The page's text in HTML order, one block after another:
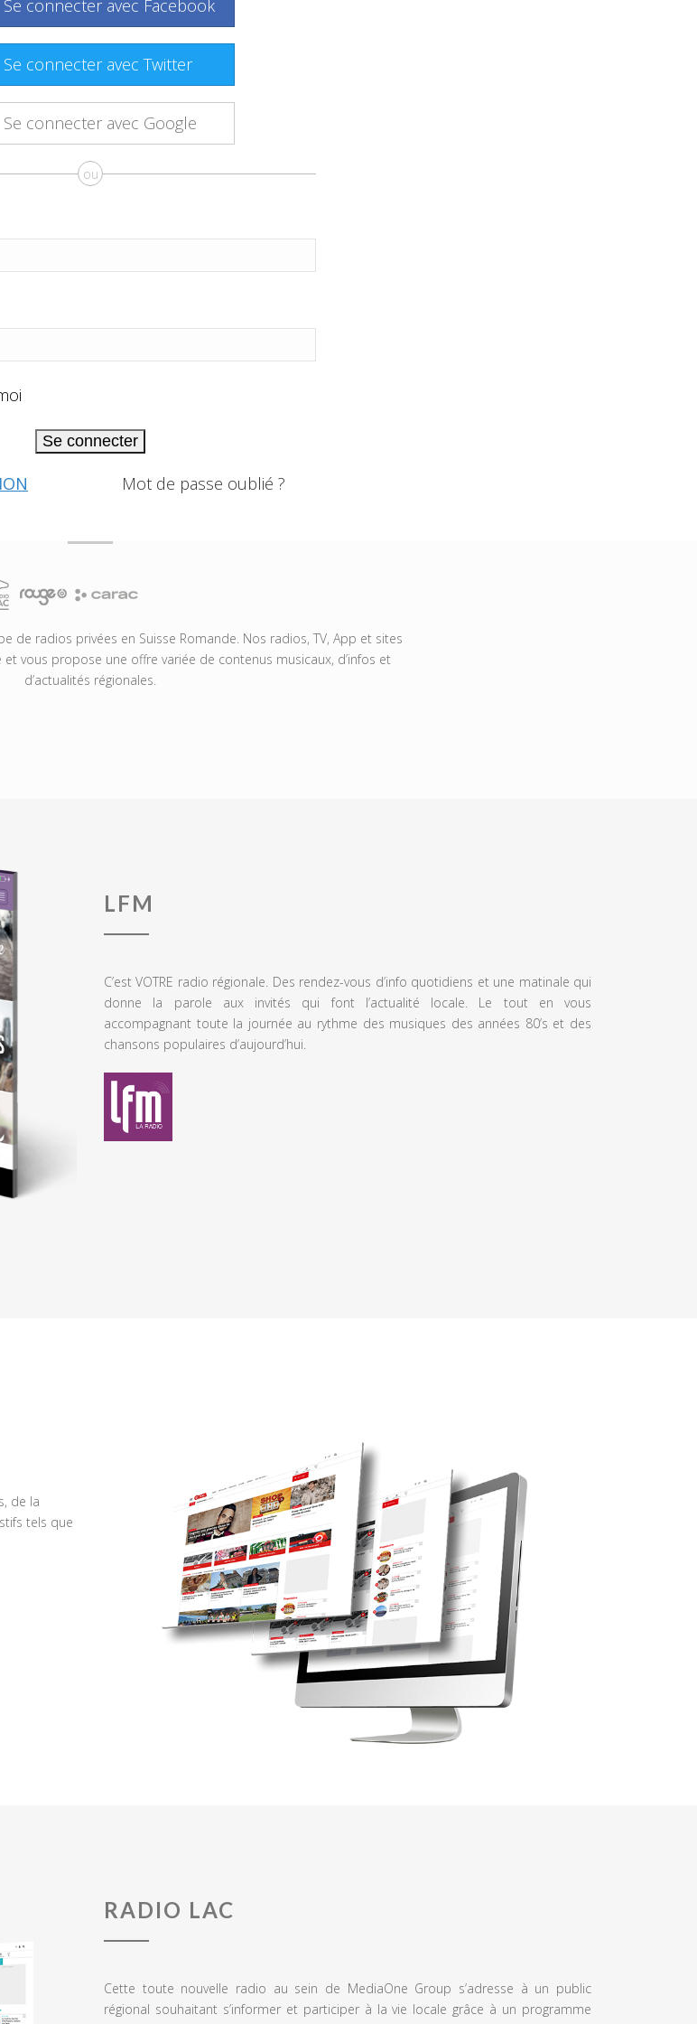
Se connecter avec Facebook
Se connecter avec Twitter
Se connecter avec Google
ou
Se connecter
Mot de passe oublié ?
de radios privées en Suisse Romande. Nos radios, TV, App et sites
vous propose une offre variée de contenus musicaux, d’infos et
d’actualités régionales.
LFM
C’est VOTRE radio régionale. Des rendez-vous d’info quotidiens et une matinale qui
donne la parole aux invités qui font l’actualité locale. Le tout en vous
accompagnant toute la journée au rythme des musiques des années 80’s et des
chansons populaires d’aujourd’hui.
de la
tels que
RADIO LAC
Cette toute nouvelle radio au sein de MediaOne Group s’adresse à un public
régional souhaitant s’informer et participer à la vie locale grâce à un programme